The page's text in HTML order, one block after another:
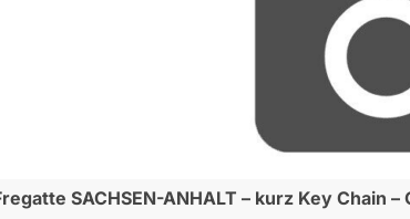
SACHSEN-ANHALT – kurz Key Chain –